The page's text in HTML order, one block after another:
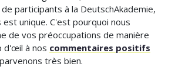
participants à la DeutschAkademie,
unique. C'est pourquoi nous
de vos préoccupations de manière
d'œil à nos commentaires positifs
très bien.